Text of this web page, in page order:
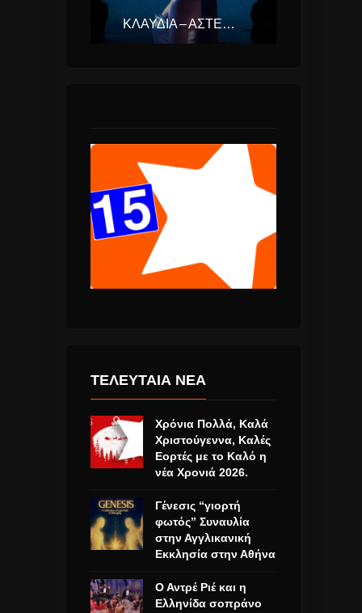
ΚΛΑΥΔΊΑ – ΑΣΤΕΡΟΜΆΤΑ (EUROVISION ΕΛΛΆΔΑ 2025)
ΤΕΛΕΥΤΑΙΑ ΝΕΑ
Χρόνια Πολλά, Καλά
Χριστούγεννα, Καλές
Εορτές με το Καλό η
νέα Χρονιά 2026.
Γένεσις “γιορτή
φωτός” Συναυλία
στην Αγγλικανική
Εκκλησία στην Αθήνα
Ο Αντρέ Ριέ και η
Ελληνίδα σοπράνο